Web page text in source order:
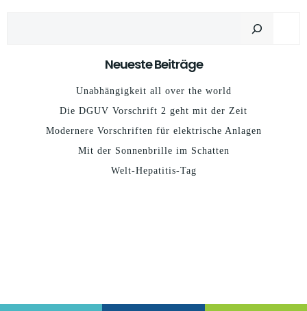
Neueste Beiträge
Unabhängigkeit all over the world
Die DGUV Vorschrift 2 geht mit der Zeit
Modernere Vorschriften für elektrische Anlagen
Mit der Sonnenbrille im Schatten
Welt-Hepatitis-Tag